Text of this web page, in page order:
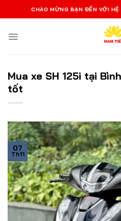
qua
dung
CHÀO MỪNG BẠN ĐẾN VỚI
Mua xe SH 125i tại
tốt
07
Th11